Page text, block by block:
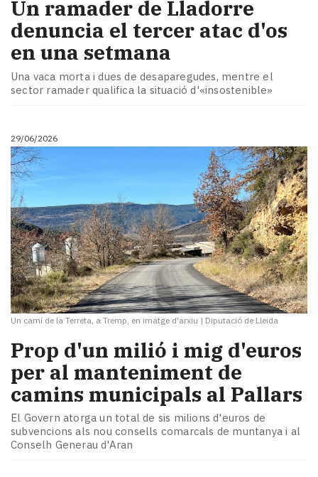
Un ramader de Lladorre
denuncia el tercer atac d'os
en una setmana
Una vaca morta i dues de desaparegudes, mentre el
sector ramader qualifica la situació d'«insostenible»
29/06/2026
Un camí de la Terreta, a Tremp, en imatge d'arxiu | Diputació de Lleida
Prop d'un milió i mig d'euros
per al manteniment de
camins municipals al Pallars
El Govern atorga un total de sis milions d'euros de
subvencions als nou consells comarcals de muntanya i al
Conselh Generau d'Aran